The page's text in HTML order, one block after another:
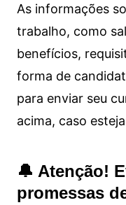
As informações
trabalho, como
benefícios,
forma de
para enviar seu
acima, caso
🔔 Atenção!
promessas